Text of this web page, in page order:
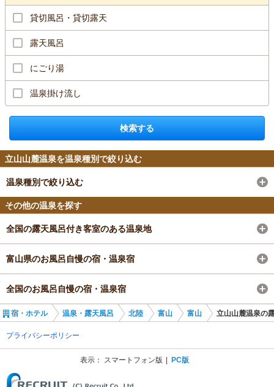
貸切風呂・貸切露天
露天風呂
にごり湯
温泉掛け流し
検索する
立山山麓温泉を温泉種別で絞り込む
温泉種別で絞り込む
その他の温泉を探す
全国の露天風呂付き客室のある温泉地
富山県のお風呂自慢の宿・温泉宿
全国のお風呂自慢の宿・温泉宿
宿・ホテル 温泉・露天風呂 北陸 富山 富山 立山山麓温泉の
プライバシーポリシー
表示： スマートフォン版 PC版